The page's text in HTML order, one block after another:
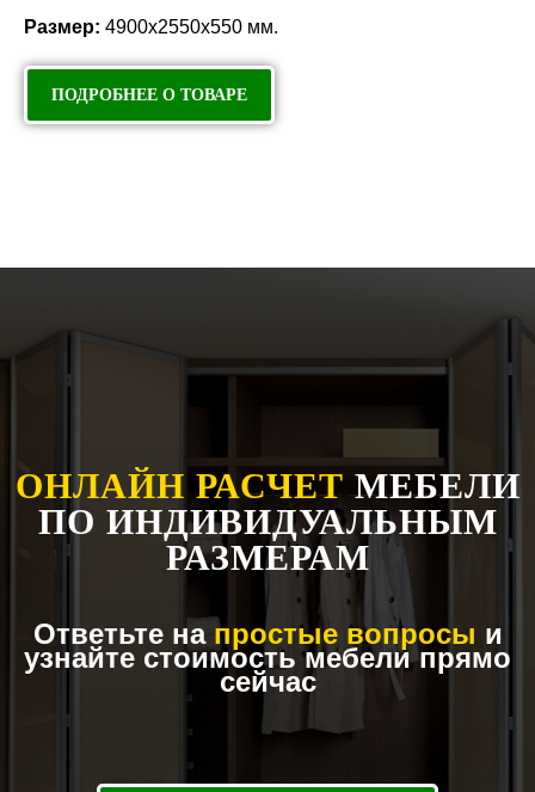
Размер: 4900х2550х550 мм.
ПОДРОБНЕЕ О ТОВАРЕ
ОНЛАЙН РАСЧЕТ МЕБЕЛИ
ПО ИНДИВИДУАЛЬНЫМ
РАЗМЕРАМ
Ответьте напростые вопросы и
узнайте стоимость мебели прямо
сейчас